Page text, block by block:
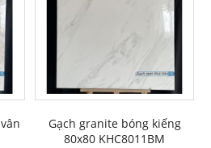
Gạch granite bóng kiếng
80x80 KHC8011BM